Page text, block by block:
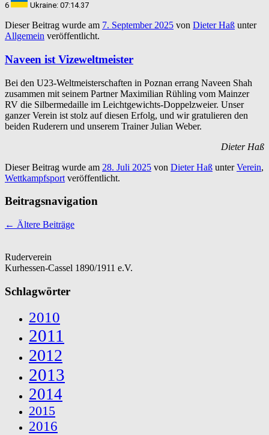
6 Ukraine: 07:14.37
Dieser Beitrag wurde am 7. September 2025 von Dieter Haß unter
Allgemein veröffentlicht.
Naveen ist Vizeweltmeister
Bei den U23-Weltmeisterschaften in Poznan errang Naveen Shah
zusammen mit seinem PartnerMaximilian Rühling vom Mainzer
RV die Silbermedaille im Leichtgewichts-Doppelzweier. Unser
ganzer Verein ist stolz auf diesen Erfolg, und wir gratulieren den
beiden Ruderern und unserem Trainer Julian Weber.
Dieter Haß
Dieser Beitrag wurde am 28. Juli 2025 von Dieter Haß unterVerein,
Wettkampfsport veröffentlicht.
Beitragsnavigation
← Ältere Beiträge
Ruderverein
Kurhessen-Cassel 1890/1911 e.V.
Schlagwörter
2010
2011
2012
2013
2014
2015
2016